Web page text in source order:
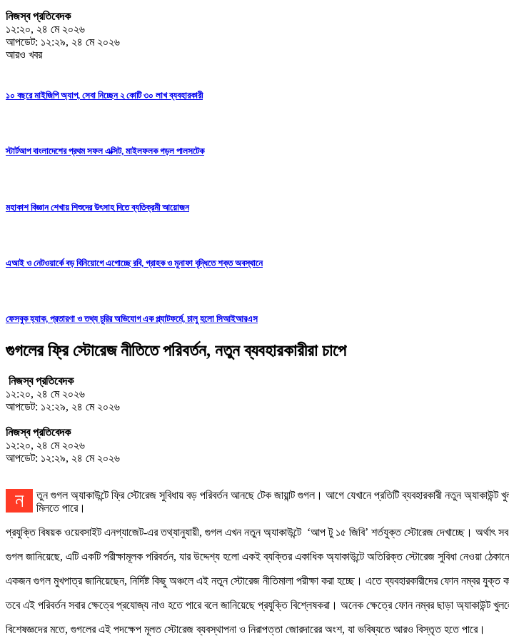
নিজস্ব প্রতিবেদক
১২:২০, ২৪ মে ২০২৬
আপডেট: ১২:২৯, ২৪ মে ২০২৬
আরও খবর
১০ বছরে মাইজিপি অ্যাপ, সেবা নিচ্ছেন ২ কোটি ৩০ লাখ ব্যবহারকারী
স্টার্টআপ বাংলাদেশের প্রথম সফল এক্সিট, মাইলফলক গড়ল পালসটেক
মহাকাশ বিজ্ঞান শেখায় শিশুদের উৎসাহ দিতে ব্যতিক্রমী আয়োজন
এআই ও নেটওয়ার্কে বড় বিনিয়োগে এগোচ্ছে রবি, গ্রাহক ও মুনাফা বৃদ্ধিতে শক্ত অবস্থানে
ফেসবুক হ্যাক, প্রতারণা ও তথ্য চুরির অভিযোগ এক প্ল্যাটফর্মে, চালু হলো সিআইআরএস
গুগলের ফ্রি স্টোরেজ নীতিতে পরিবর্তন, নতুন ব্যবহারকারীরা চাপে
নিজস্ব প্রতিবেদক
১২:২০, ২৪ মে ২০২৬
আপডেট: ১২:২৯, ২৪ মে ২০২৬
নিজস্ব প্রতিবেদক
১২:২০, ২৪ মে ২০২৬
আপডেট: ১২:২৯, ২৪ মে ২০২৬
নতুন গুগল অ্যাকাউন্টে ফ্রি স্টোরেজ সুবিধায় বড় পরিবর্তন আনছে টেক জায়ান্ট গুগল। আগে যেখানে প্রতিটি ব্যবহারকারী নতুন অ্যাকাউন্ট খুললে ১৫ জিবি স্টোরেজ পেতেন, এখন তা কমে মাত্র ৫ জিবি হতে পারে। তবে ফোন নম্বর যুক্ত ও ভেরিফাই করলে পূর্ণ সুবিধা
মিলতে পারে।
প্রযুক্তি বিষয়ক ওয়েবসাইট এনগ্যাজেট-এর তথ্যানুযায়ী, গুগল এখন নতুন অ্যাকাউন্টে ‘আপ টু ১৫ জিবি’ শর্তযুক্ত স্টোরেজ দেখাচ্ছে। অর্থাৎ সব
গুগল জানিয়েছে, এটি একটি পরীক্ষামূলক পরিবর্তন, যার উদ্দেশ্য হলো একই ব্যক্তির একাধিক অ্যাকাউন্টে অতিরিক্ত স্টোরেজ সুবিধা নেওয়া
একজন গুগল মুখপাত্র জানিয়েছেন, নির্দিষ্ট কিছু অঞ্চলে এই নতুন স্টোরেজ নীতিমালা পরীক্ষা করা হচ্ছে। এতে ব্যবহারকারীদের ফোন নম্বর যুক্ত
তবে এই পরিবর্তন সবার ক্ষেত্রে প্রযোজ্য নাও হতে পারে বলে জানিয়েছে প্রযুক্তি বিশ্লেষকরা। অনেক ক্ষেত্রে ফোন নম্বর ছাড়া অ্যাকাউন্ট
বিশেষজ্ঞদের মতে, গুগলের এই পদক্ষেপ মূলত স্টোরেজ ব্যবস্থাপনা ও নিরাপত্তা জোরদারের অংশ, যা ভবিষ্যতে আরও বিস্তৃত হতে পারে।